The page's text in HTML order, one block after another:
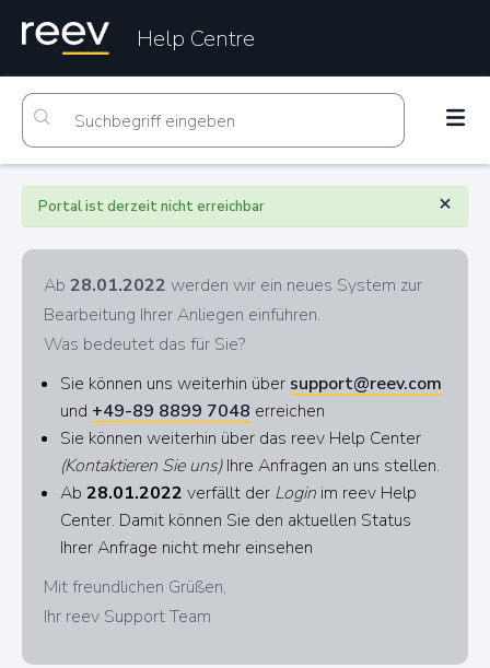
Help Centre
×
Portal ist derzeit nicht erreichbar
Ab 28.01.2022 werden wir ein neues System zur
Bearbeitung Ihrer Anliegen einführen.
Was bedeutet das für Sie?
Sie können uns weiterhin über support@reev.com
und +49-89 8899 7048 erreichen
Sie können weiterhin über das reev Help Center
(Kontaktieren Sie uns)Ihre Anfragen an uns stellen.
Ab 28.01.2022 verfällt der Login im reev Help
Center. Damit können Sie den aktuellen Status
Ihrer Anfrage nicht mehr einsehen
Mit freundlichen Grüßen,
Ihr reev Support Team